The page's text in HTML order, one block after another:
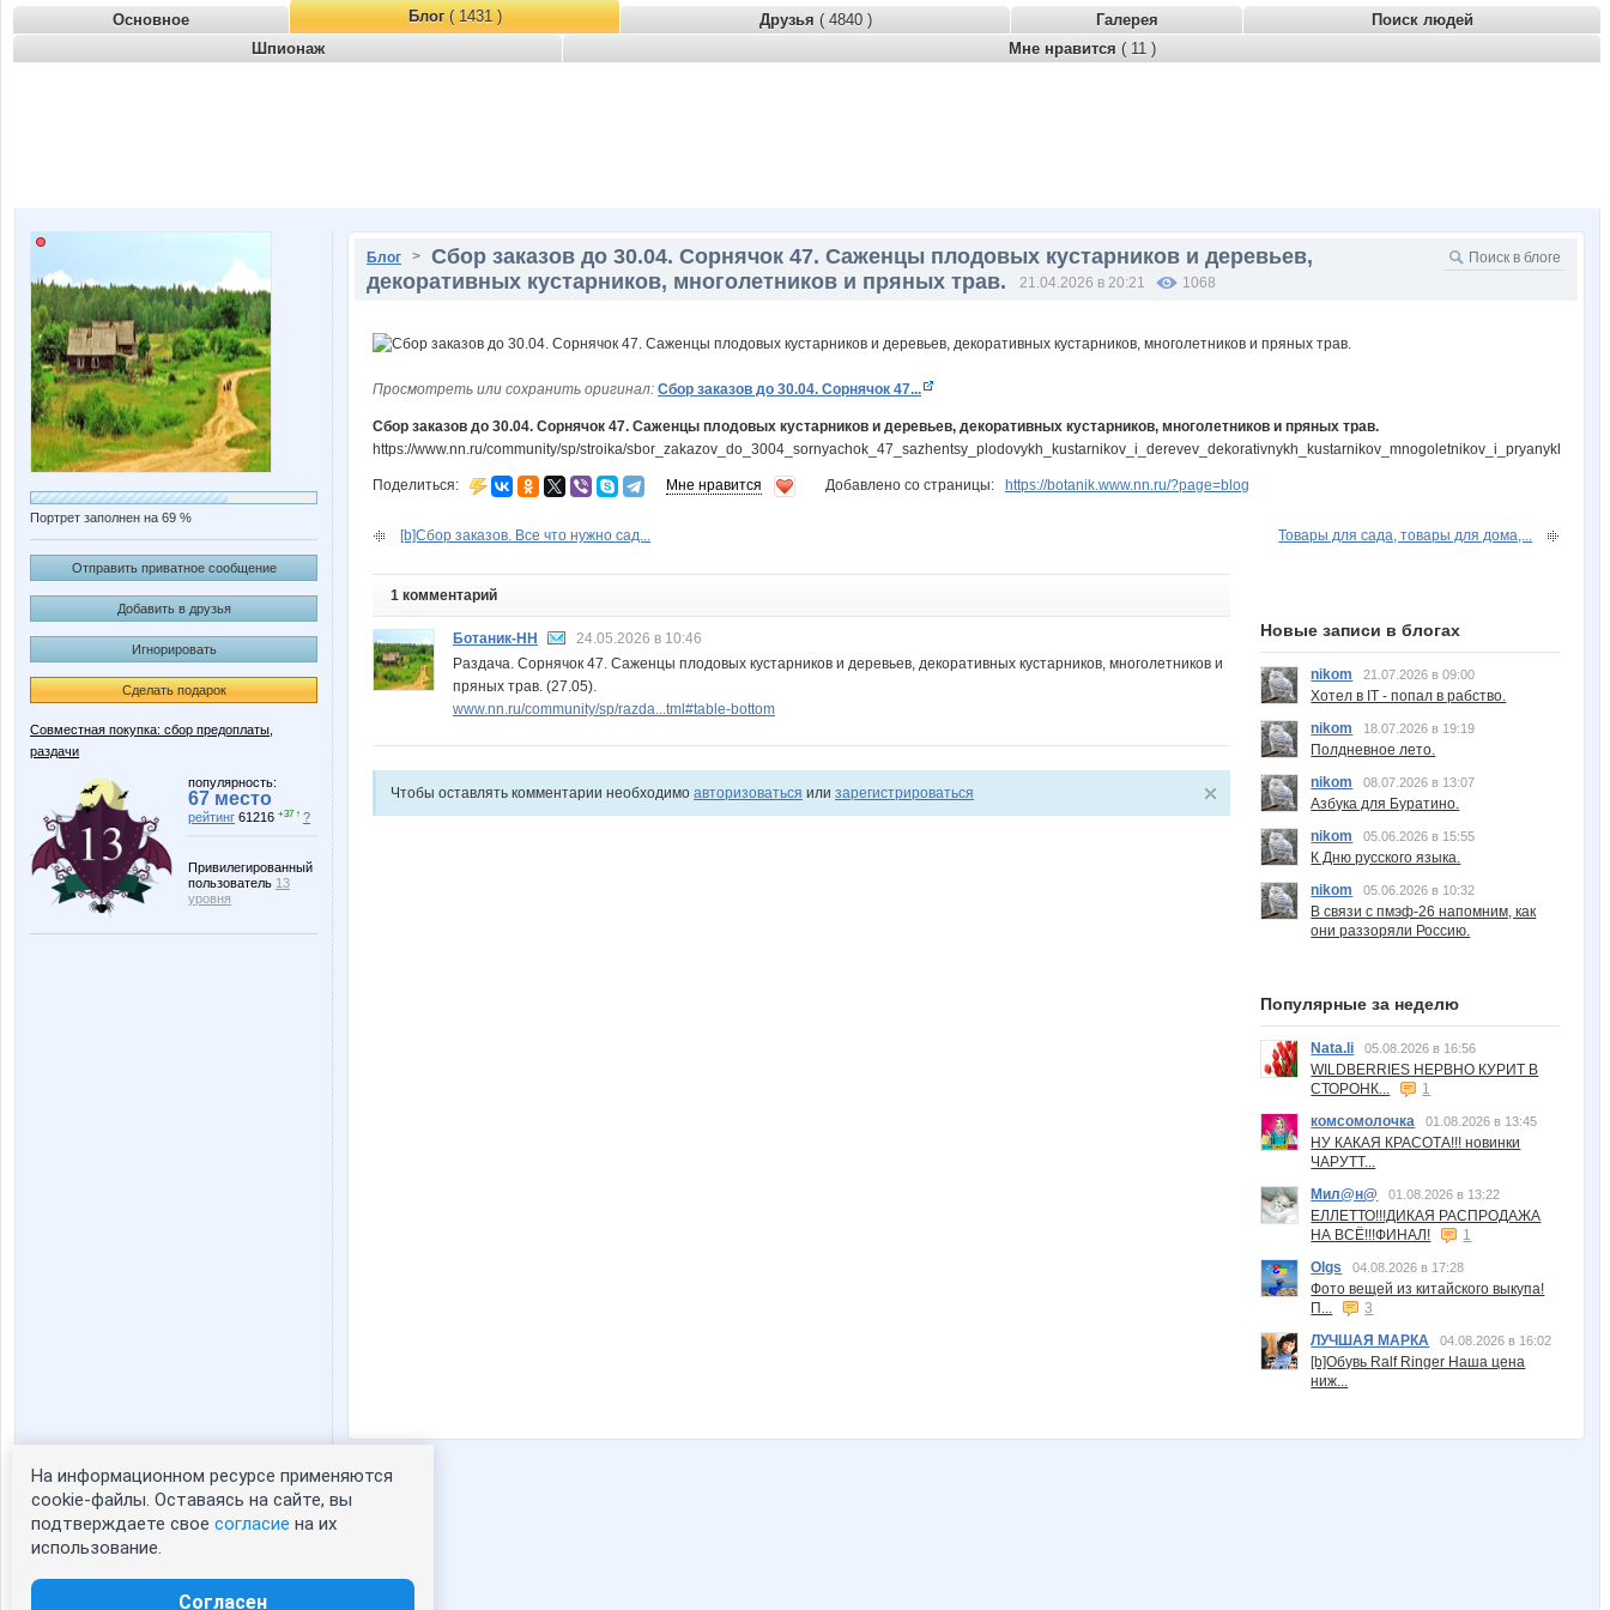
Основное Блог( 1431 ) Друзья ( 4840 ) Галерея
Поиск людей
Шпионаж
Мне нравится ( 11 )
Портрет заполнен на 69 %
Отправить приватное сообщение
Добавить в друзья
Игнорировать
Сделать подарок
Совместная покупка: сбор предоплаты,
раздачи
популярность:
67 место
рейтинг 61216 +37 ↑ ?
Привилегированный
пользователь 13
уровня
Статистика портрета:
сейчас просматривают портрет - 0
зарегистрированные пользователи
Блог > Сбор заказов до 30.04. Сорнячок 47. Саженцы плодовых кустарников и деревьев,
декоративных кустарников, многолетников и пряных трав.
21.04.2026 в 20:21 1068
Просмотреть или сохранить оригинал: Сбор заказов до 30.04. Сорнячок 47...
Сбор заказов до 30.04. Сорнячок 47. Саженцы плодовых кустарников и деревьев, декоративных кустарников, многолетников и пряных трав.
https://www.nn.ru/community/sp/stroika/
Поделиться: Мне нравится Добавлено со страницы: https://botanik.www.nn.ru/?page=blog
[b]Сбор заказов. Все что нужно сад... Товары для сада, товары для дома,...
1 комментарий
Ботаник-НН
24.05.2026 в 10:46
Раздача. Сорнячок 47. Саженцы плодовых кустарников и деревьев, декоративных кустарников, многолетников и
пряных трав. (27.05).
www.nn.ru/community/sp/razda...tml#table-bottom
Чтобы оставлять комментарии необходимо авторизоваться или зарегистрироваться
Новые записи в блогах
nikom 21.07.2026 в 09:00
Хотел в IT - попал в рабство.
nikom
18.07.2026 в 19:19
Полдневное лето.
nikom
08.07.2026 в 13:07
Азбука для Буратино.
nikom
05.06.2026 в 15:55
К Дню русского языка.
nikom
05.06.2026 в 10:32
В связи с пмэф-26 напомним, как
они раззоряли Россию.
Популярные за неделю
Nata.li 05.08.2026 в 16:56
WILDBERRIES НЕРВНО КУРИТ В
СТОРОНК...
1
комсомолочка
01.08.2026 в 13:45
НУ КАКАЯ КРАСОТА!!! новинки
ЧАРУТТ...
Мил@н@
01.08.2026 в 13:22
ЕЛЛЕТТО!!!ДИКАЯ РАСПРОДАЖА
НА ВСЁ!!!ФИНАЛ!
1
Olgs
04.08.2026 в 17:28
Фото вещей из китайского выкупа!
П...
3
ЛУЧШАЯ МАРКА
04.08.2026 в 16:02
[b]Обувь Ralf Ringer Наша цена
ниж...
На информационном ресурсе применяются
cookie-файлы. Оставаясь на сайте, вы
подтверждаете свое согласие на их
использование.
Согласен